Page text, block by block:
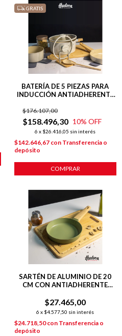
GRATIS
BATERÍA DE 5 PIEZAS PARA
INDUCCIÓN ANTIADHERENTE
$158.496,30
$176.107,00
10% OFF
6 x $26.416,05 sin interés
$142.646,67 con Transferencia o
depósito
COMPRAR
SARTÉN DE ALUMINIO DE 20
CM CON ANTIADHERENTE
$27.465,00
6 x $4.577,50 sin interés
$24.718,50con Transferencia o
depósito